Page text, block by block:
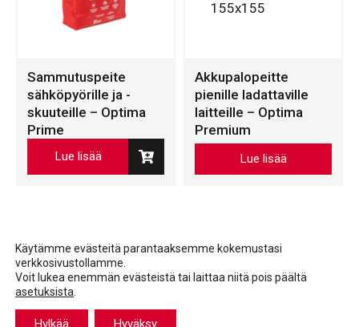
Sammutuspeite
sähköpyörille ja -
skuuteille – Optima
Prime
Lue lisää
Akkupalopeitte
pienille ladattaville
laitteille – Optima
Premium
Lue lisää
tuotteella
Voit
valinnat
Käytämme evästeitä parantaaksemme kokemustasi
verkkosivustollamme.
Voit lukea enemmän evästeistä tai laittaa niitä pois päältä
asetuksista